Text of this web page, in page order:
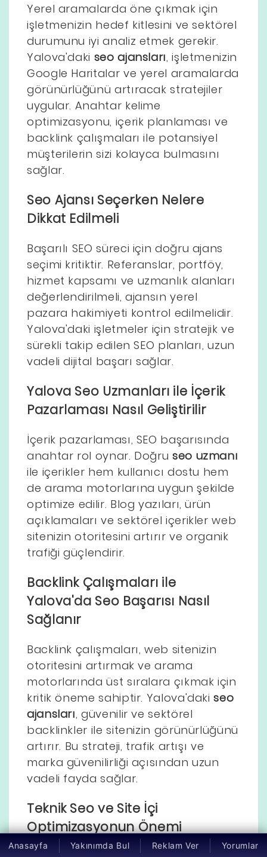
Yerel aramalarda öne çıkmak için
işletmenizin hedef kitlesini ve sektörel
durumunu iyi analiz etmek gerekir.
Yalova'daki seo ajansları, işletmenizin
Google Haritalar ve yerel aramalarda
görünürlüğünü artıracak stratejiler
uygular. Anahtar kelime
optimizasyonu, içerik planlaması ve
backlink çalışmaları ile potansiyel
müşterilerin sizi kolayca bulmasını
sağlar.
Seo Ajansı Seçerken Nelere
Dikkat Edilmeli
Başarılı SEO süreci için doğru ajans
seçimi kritiktir. Referanslar, portföy,
hizmet kapsamı ve uzmanlık alanları
değerlendirilmeli, ajansın yerel
pazara hakimiyeti kontrol edilmelidir.
Yalova'daki işletmeler için stratejik ve
sürekli takip edilen SEO planları, uzun
vadeli dijital başarı sağlar.
Yalova Seo Uzmanları ile İçerik
Pazarlaması Nasıl Geliştirilir
İçerik pazarlaması, SEO başarısında
anahtar rol oynar. Doğru seo uzmanı
ile içerikler hem kullanıcı dostu hem
de arama motorlarına uygun şekilde
optimize edilir. Blog yazıları, ürün
açıklamaları ve sektörel içerikler web
sitenizin otoritesini artırır ve organik
trafiği güçlendirir.
Backlink Çalışmaları ile
Yalova'da Seo Başarısı Nasıl
Sağlanır
Backlink çalışmaları, web sitenizin
otoritesini artırmak ve arama
motorlarında üst sıralara çıkmak için
kritik öneme sahiptir. Yalova'dakiseo
ajansları, güvenilir ve sektörel
backlinkler ile sitenizin görünürlüğünü
artırır. Bu strateji, trafik artışı ve
marka güvenilirliği açısından uzun
vadeli fayda sağlar.
Teknik Seo ve Site İçi
Optimizasyonun Önemi
Anasayfa Yakınımda Bul Reklam Ver Yorumlar